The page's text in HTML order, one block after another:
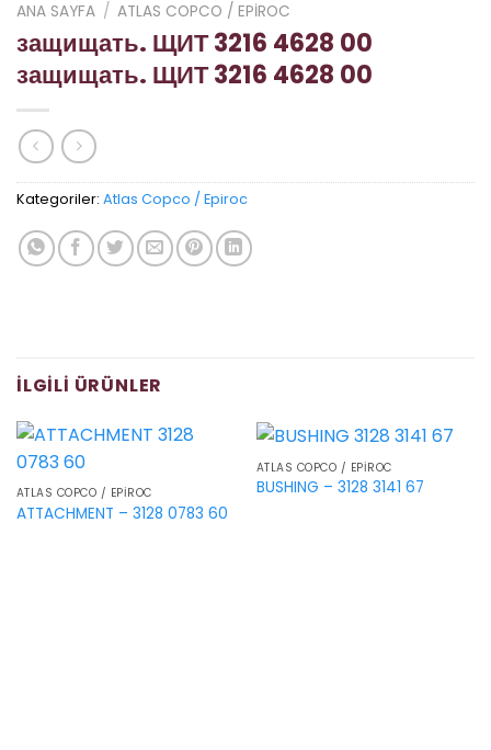
ANA SAYFA / ATLAS COPCO / EPIROC
защищать. ЩИТ 3216 4628 00
защищать. ЩИТ 3216 4628 00
Kategoriler: Atlas Copco / Epiroc
İLGILI ÜRÜNLER
ATLAS COPCO / EPIROC
ATTACHMENT – 3128 0783 60
ATLAS COPCO / EPIROC
BUSHING – 3128 3141 67